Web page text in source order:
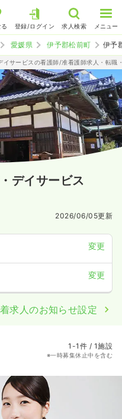
登録/ログイン 求人検索 メニュー
愛媛県 伊予郡松前町 伊予
イサービスの看護師/准看護師求人・転職
デイサービス
2026/06/05更新
変更
変更
求人のお知らせ設定
1-1件 / 1施設
※一時募集休止中を含む